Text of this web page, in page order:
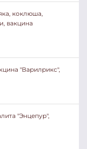
коклюша,
вакцина
"Варилрикс",
"Энцепур",